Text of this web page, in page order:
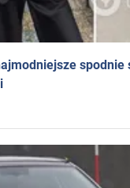
spodnie